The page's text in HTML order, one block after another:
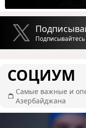
СОЦИУМ
Самые важные и
Азербайджана